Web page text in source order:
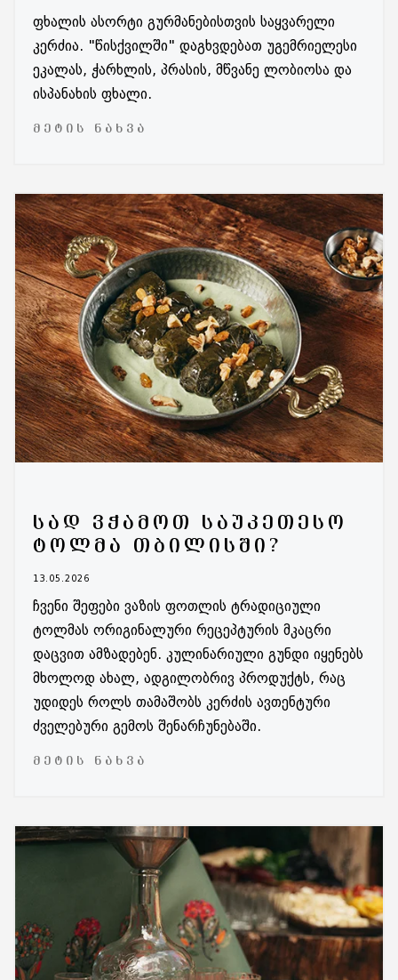
ფხალის ასორტი გურმანებისთვის საყვარელი
კერძია. "წისქვილში" დაგხვდებათ უგემრიელესი
ეკალას, ჭარხლის, პრასის, მწვანე ლობიოსა და
ისპანახის ფხალი.
ᲛᲔᲢᲘᲡ ᲜᲐᲮᲕᲐ
ᲡᲐᲓ ᲕᲭᲐᲛᲝᲗ ᲡᲐᲣᲙᲔᲗᲔᲡᲝ
ᲢᲝᲚᲛᲐ ᲗᲑᲘᲚᲘᲡᲨᲘ?
13.05.2026
ჩვენი შეფები ვაზის ფოთლის ტრადიციული
ტოლმას ორიგინალური რეცეპტურის მკაცრი
დაცვით ამზადებენ. კულინარიული გუნდი იყენებს
მხოლოდ ახალ, ადგილობრივ პროდუქტს, რაც
უდიდეს როლს თამაშობს კერძის ავთენტური
ძველებური გემოს შენარჩუნებაში.
ᲛᲔᲢᲘᲡ ᲜᲐᲮᲕᲐ